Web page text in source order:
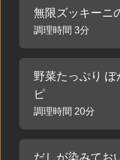
無限ズッキーニ
調理時間 3分
野菜たっぷり
ピ
調理時間 20分
だしが染みてお